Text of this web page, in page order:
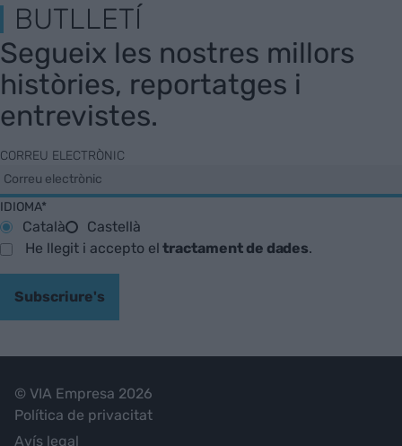
BUTLLETÍ
Segueix les nostres millors
històries, reportatges i
entrevistes.
CORREU ELECTRÒNIC
IDIOMA*
Català
Castellà
He llegit i accepto eltractament de dades.
Subscriure's
© VIA Empresa 2026
Política de privacitat
Avís legal